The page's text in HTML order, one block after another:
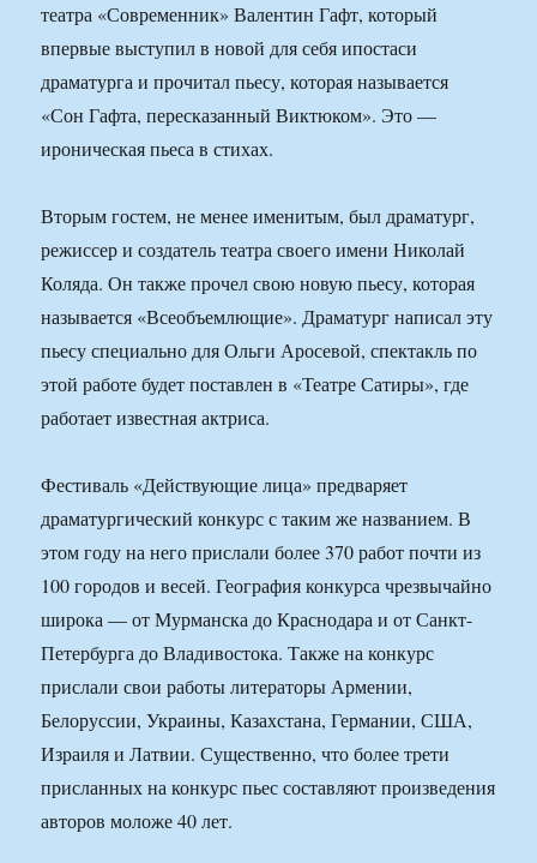
театра «Современник» Валентин Гафт, который
впервые выступил в новой для себя ипостаси
драматурга и прочитал пьесу, которая называется
«Сон Гафта, пересказанный Виктюком». Это —
ироническая пьеса в стихах.
Вторым гостем, не менее именитым, был драматург,
режиссер и создатель театра своего имени Николай
Коляда. Он также прочел свою новую пьесу, которая
называется «Всеобъемлющие». Драматург написал эту
пьесу специально для Ольги Аросевой, спектакль по
этой работе будет поставлен в «Театре Сатиры», где
работает известная актриса.
Фестиваль «Действующие лица» предваряет
драматургический конкурс с таким же названием. В
этом году на него прислали более 370 работ почти из
100 городов и весей. География конкурса чрезвычайно
широка — от Мурманска до Краснодара и от Санкт-
Петербурга до Владивостока. Также на конкурс
прислали свои работы литераторы Армении,
Белоруссии, Украины, Казахстана, Германии, США,
Израиля и Латвии. Существенно, что более трети
присланных на конкурс пьес составляют произведения
авторов моложе 40 лет.